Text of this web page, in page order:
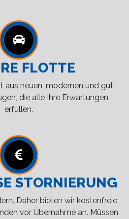
FLOTTE
aus neuen, modernen und gut
die alle Ihre Erwartungen
erfüllen.
STORNIERUNG
Daher bieten wir kostenfreie
vor Übernahme an. Müssen